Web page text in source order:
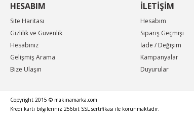
HESABIM
Site Haritası
Gizlilik ve Güvenlik
Hesabınız
Gelişmiş Arama
Bize Ulaşın
İLETİŞİM
Hesabım
Sipariş Geçmişi
İade / Değişim
Kampanyalar
Duyurular
Copyright 2015 © makinamarka.com
Kredi kartı bilgileriniz 256bit SSL sertifikası ile korunmaktadır.